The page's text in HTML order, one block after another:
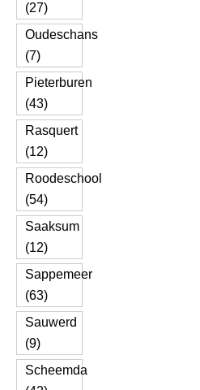
(27)
Oudeschans
(7)
Pieterburen
(43)
Rasquert
(12)
Roodeschool
(54)
Saaksum
(12)
Sappemeer
(63)
Sauwerd
(9)
Scheemda